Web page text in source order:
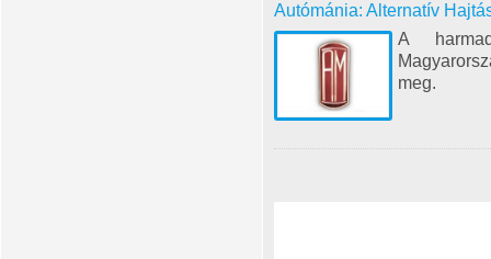
Autómánia: Alternatív
A
meg.